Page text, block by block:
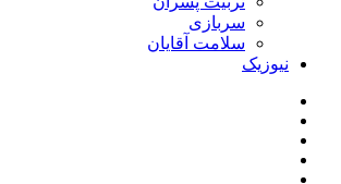
سربازی
سلامت آقایان
نیوزیک